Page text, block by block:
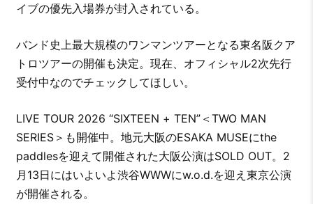
イブの優先入場券が封入されている。
バンド史上最大規模のワンマンツアーとなる東名阪クア
トロツアーの開催も決定。現在、オフィシャル2次先行
受付中なのでチェックしてほしい。
LIVE TOUR 2026 “SIXTEEN + TEN”＜TWO MAN
SERIES＞も開催中。地元大阪のESAKA MUSEにthe
paddlesを迎えて開催された大阪公演はSOLD OUT。2
月13日にはいよいよ渋谷WWWにw.o.d.を迎え東京公演
が開催される。